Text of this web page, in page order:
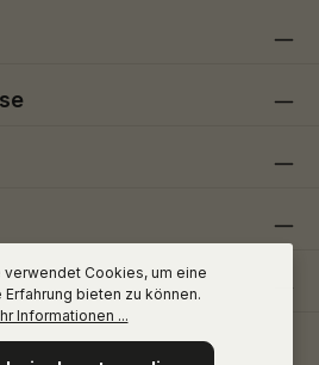
Cookies, um eine
bieten zu können.
Informationen ...